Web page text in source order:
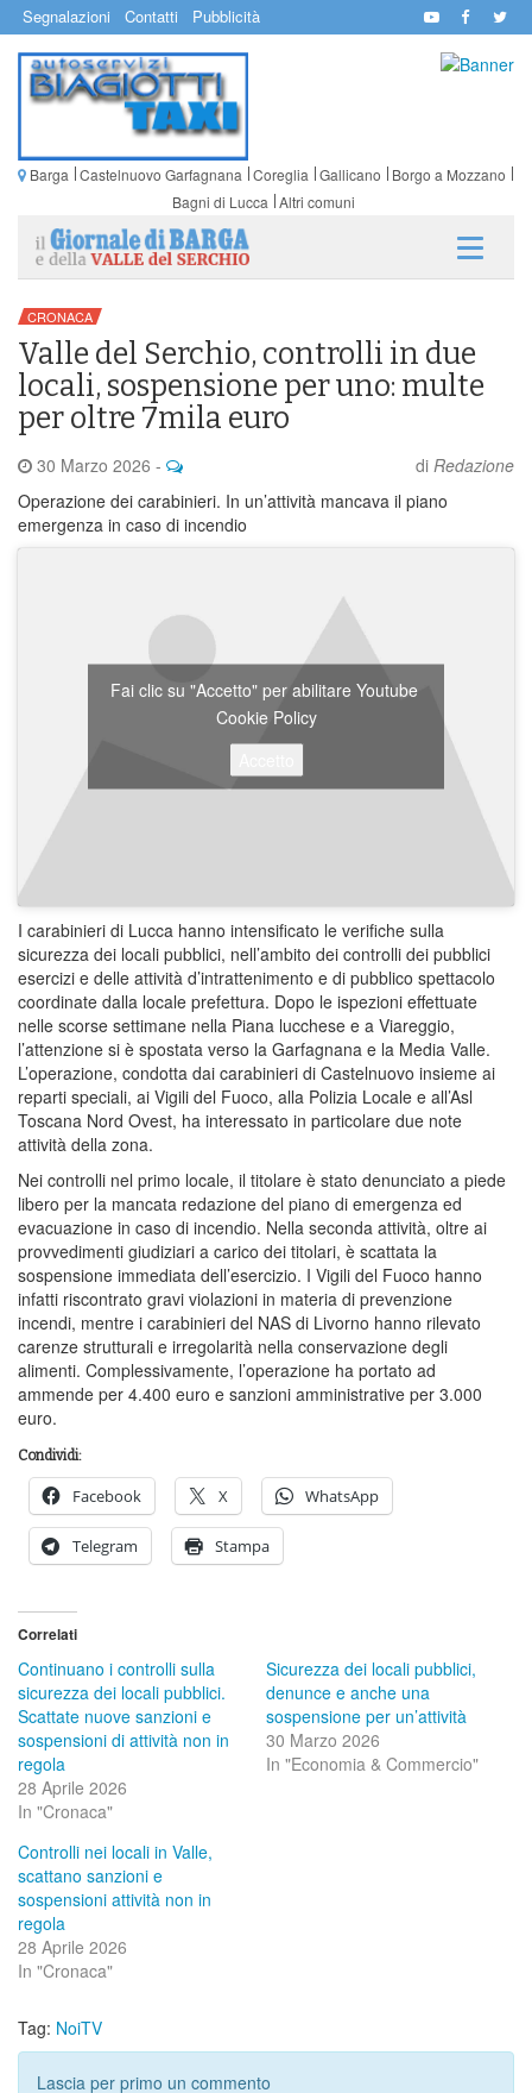
Segnalazioni Contatti Pubblicità
Barga Castelnuovo Garfagnana Coreglia Gallicano
Borgo a Mozzano
Bagni di Lucca Altri comuni
CRONACA
Valle del Serchio, controlli in due
locali, sospensione per uno: multe
per oltre 7mila euro
30 Marzo 2026 - di Redazione
Operazione dei carabinieri. In un’attività mancava il piano
emergenza in caso di incendio
Fai clic su "Accetto" per abilitare Youtube
Cookie Policy
I carabinieri di Lucca hanno intensificato le verifiche sulla
sicurezza dei locali pubblici, nell’ambito dei controlli dei pubblici
esercizi e delle attività d’intrattenimento e di pubblico spettacolo
coordinate dalla locale prefettura. Dopo le ispezioni effettuate
nelle scorse settimane nella Piana lucchese e a Viareggio,
l’attenzione si è spostata verso la Garfagnana e la Media Valle.
L’operazione, condotta dai carabinieri di Castelnuovo insieme ai
reparti speciali, ai Vigili del Fuoco, alla Polizia Locale e all’Asl
Toscana Nord Ovest, ha interessato in particolare due note
attività della zona.
Nei controlli nel primo locale, il titolare è stato denunciato a piede
libero per la mancata redazione del piano di emergenza ed
evacuazione in caso di incendio. Nella seconda attività, oltre ai
provvedimenti giudiziari a carico dei titolari, è scattata la
sospensione immediata dell’esercizio. I Vigili del Fuoco hanno
infatti riscontrato gravi violazioni in materia di prevenzione
incendi, mentre i carabinieri del NAS di Livorno hanno rilevato
carenze strutturali e irregolarità nella conservazione degli
alimenti. Complessivamente, l’operazione ha portato ad
ammende per 4.400 euro e sanzioni amministrative per 3.000
euro.
Condividi:
Facebook X WhatsApp
Telegram Stampa
Correlati
Continuano i controlli sulla
sicurezza dei locali pubblici.
Scattate nuove sanzioni e
sospensioni di attività non in
regola
28 Aprile 2026
In "Cronaca"
Sicurezza dei locali pubblici,
denunce e anche una
sospensione per un’attività
30 Marzo 2026
In "Economia & Commercio"
Controlli nei locali in Valle,
scattano sanzioni e
sospensioni attività non in
regola
28 Aprile 2026
In "Cronaca"
Tag: NoiTV
Lascia per primo un commento